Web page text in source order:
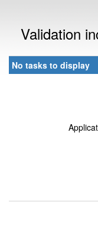
Validation
No tasks to display